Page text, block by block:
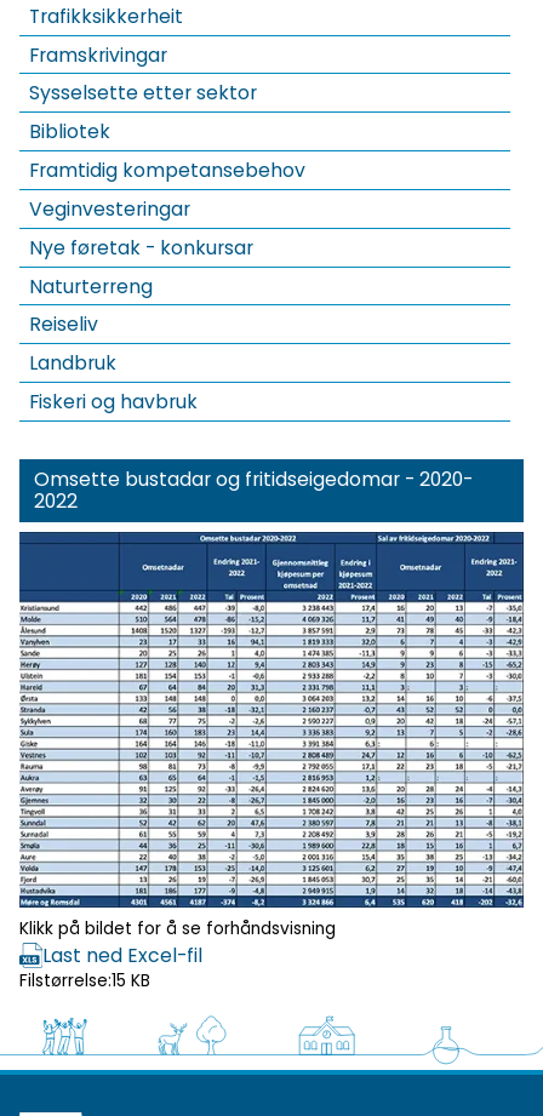
Trafikksikkerheit
Framskrivingar
Sysselsette etter sektor
Bibliotek
Framtidig kompetansebehov
Veginvesteringar
Nye føretak - konkursar
Naturterreng
Reiseliv
Landbruk
Fiskeri og havbruk
Omsette bustadar og fritidseigedomar - 2020-
2022
Klikk for
forhåndsvisning
Klikk på bildet for å se forhåndsvisning
Last ned Excel-fil
Filstørrelse:15 KB